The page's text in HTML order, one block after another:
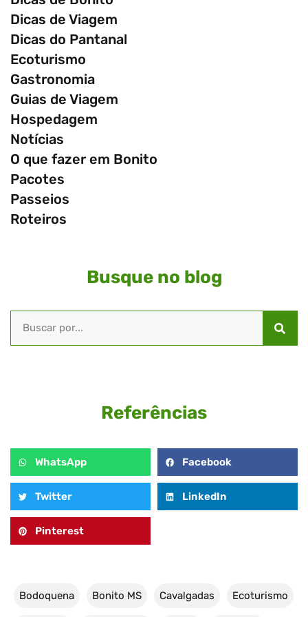
Dicas de Viagem
Dicas do Pantanal
Ecoturismo
Gastronomia
Guias de Viagem
Hospedagem
Notícias
O que fazer em Bonito
Pacotes
Passeios
Roteiros
Busque no blog
Referências
WhatsApp Facebook
Twitter LinkedIn
Pinterest
Bodoquena Bonito MS Cavalgadas Ecoturismo